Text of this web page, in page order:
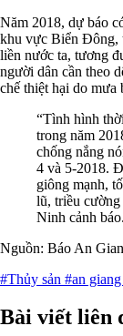
Năm 2018, dự báo
khu vực Biển Đông,
liền nước ta, tương
người dân cần theo
chế thiệt hại do mưa
“Tình hình
trong năm
chống nắng
4 và 5-2018.
giông mạnh,
lũ, triều
Ninh cảnh báo.
Nguồn: Báo An
#Thủy sản #an giang
Bài viết liên